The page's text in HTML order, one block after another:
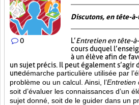
0
Discutons, en tête-
L’Entretien en tête-
cours duquel
à un élève afin de
un sujet précis. Il peut également s’agir
unedémarche particulière utilisée par
problème ou un calcul. Ainsi, l’Entretien
soit d’évaluer les connaissances d’un
sujet donné, soit de le guider dans un